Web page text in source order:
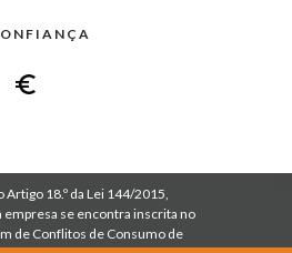
18.º da Lei 144/2015,
se encontra inscrita no
de Conflitos de Consumo de